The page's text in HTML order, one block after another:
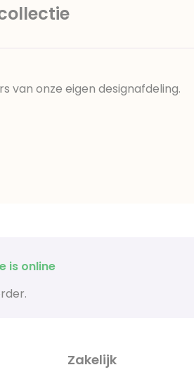
van onze eigen designafdeling.
is online
Zakelijk